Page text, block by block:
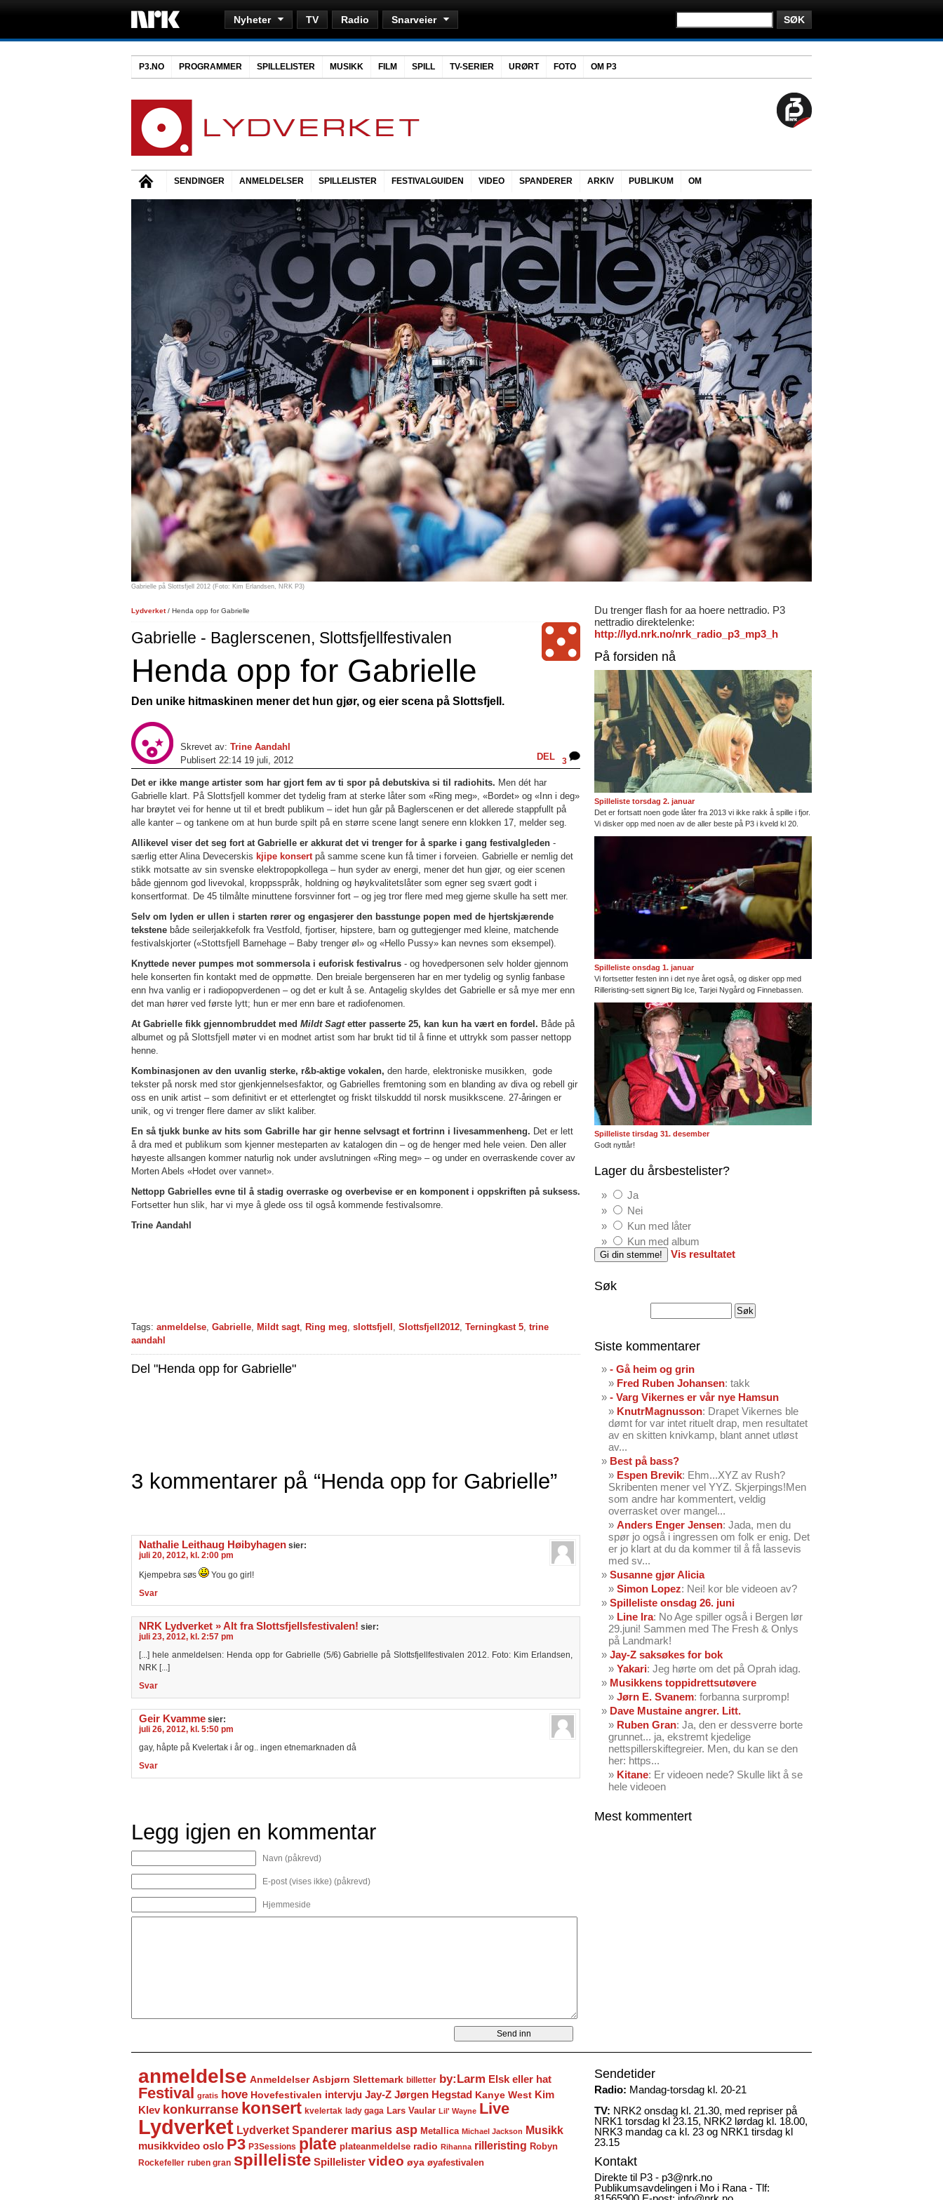
Nyheter TV Radio Snarveier
P3.NO PROGRAMMER SPILLELISTER MUSIKK FILM SPILL TV-SERIER URØRT FOTO OM P3
SENDINGER ANMELDELSER SPILLELISTER FESTIVALGUIDEN VIDEO SPANDERER ARKIV PUBLIKUM OM
Gabrielle på Slottsfjell 2012 (Foto: Kim Erlandsen, NRK P3)
Lydverket/ Henda opp for Gabrielle
Gabrielle - Baglerscenen, Slottsfjellfestivalen
Henda opp for Gabrielle
Den unike hitmaskinen mener det hun gjør, og eier scena på Slottsfjell.
Skrevet av: Trine Aandahl
Publisert 22:14 19 juli, 2012
DEL 3
Det er ikke mange artister som har gjort fem av ti spor på debutskiva si til radiohits. Men dét har
Gabrielle klart. På Slottsfjell kommer det tydelig fram at sterke låter som «Ring meg», «Bordet» og «Inn i deg»
har brøytet vei for henne ut til et bredt publikum – idet hun går på Baglerscenen er det allerede stappfullt på
alle kanter – og tankene om at hun burde spilt på en større scene langt senere enn klokken 17, melder seg.
Allikevel viser det seg fort at Gabrielle er akkurat det vi trenger for å sparke i gang festivalgleden -
særlig etter Alina Devecerskis kjipe konsertpå samme scene kun få timer i forveien. Gabrielle er nemlig det
stikk motsatte av sin svenske elektropopkollega – hun syder av energi, mener det hun gjør, og eier scenen
både gjennom god livevokal, kroppsspråk, holdning og høykvalitetslåter som egner seg svært godt i
konsertformat. De 45 tilmålte minuttene forsvinner fort – og jeg tror flere med meg gjerne skulle ha sett mer.
Selv om lyden er ullen i starten rører og engasjerer den basstunge popen med de hjertskjærende
tekstene både seilerjakkefolk fra Vestfold, fjortiser, hipstere, barn og guttegjenger med kleine, matchende
festivalskjorter («Stottsfjell Barnehage – Baby trenger øl» og «Hello Pussy» kan nevnes som eksempel).
Knyttede never pumpes mot sommersola i euforisk festivalrus - og hovedpersonen selv holder gjennom
hele konserten fin kontakt med de oppmøtte. Den breiale bergenseren har en mer tydelig og synlig fanbase
enn hva vanlig er i radiopopverdenen – og det er kult å se. Antagelig skyldes det Gabrielle er så mye mer enn
det man hører ved første lytt; hun er mer enn bare et radiofenomen.
At Gabrielle fikk gjennombruddet med Mildt Sagt etter passerte 25, kan kun ha vært en fordel. Både på
albumet og på Slottsfjell møter vi en modnet artist som har brukt tid til å finne et uttrykk som passer nettopp
henne.
Kombinasjonen av den uvanlig sterke, r&b-aktige vokalen, den harde, elektroniske musikken, gode
tekster på norsk med stor gjenkjennelsesfaktor, og Gabrielles fremtoning som en blanding av diva og rebell gir
oss en unik artist – som definitivt er et etterlengtet og friskt tilskuddd til norsk musikkscene. 27-åringen er
unik, og vi trenger flere damer av slikt kaliber.
En så tjukk bunke av hits som Gabrille har gir henne selvsagt et fortrinn i livesammenheng. Det er lett
å dra med et publikum som kjenner mesteparten av katalogen din – og de henger med hele veien. Den aller
høyeste allsangen kommer naturlig nok under avslutningen «Ring meg» – og under en overraskende cover av
Morten Abels «Hodet over vannet».
Nettopp Gabrielles evne til å stadig overraske og overbevise er en komponent i oppskriften på suksess.
Fortsetter hun slik, har vi mye å glede oss til også kommende festivalsomre.
Trine Aandahl
Tags: anmeldelse, Gabrielle, Mildt sagt, Ring meg, slottsfjell , Slottsfjell2012, Terningkast 5, trine
aandahl
Del "Henda opp for Gabrielle"
3 kommentarer på “Henda opp for Gabrielle”
Nathalie Leithaug Høibyhagen sier:
juli 20, 2012, kl. 2:00 pm
Kjempebra søs
You go girl!
Svar
NRK Lydverket » Alt fra Slottsfjellsfestivalen! sier:
juli 23, 2012, kl. 2:57 pm
[...] hele anmeldelsen: Henda opp for Gabrielle (5/6) Gabrielle på Slottsfjellfestivalen 2012. Foto: Kim Erlandsen,
NRK [...]
Svar
Geir Kvamme sier:
juli 26, 2012, kl. 5:50 pm
gay, håpte på Kvelertak i år og.. ingen etnemarknaden då
Svar
Legg igjen en kommentar
Navn (påkrevd)
E-post (vises ikke) (påkrevd)
Hjemmeside
Du trenger flash for aa hoere nettradio. P3
nettradio direktelenke:
http://lyd.nrk.no/nrk_radio_p3_mp3_h
På forsiden nå
Spilleliste torsdag 2. januar
Det er fortsatt noen gode låter fra 2013 vi ikke rakk å spille i fjor.
Vi disker opp med noen av de aller beste på P3 i kveld kl 20.
Spilleliste onsdag 1. januar
Vi fortsetter festen inn i det nye året også, og disker opp med
Rilleristing-sett signert Big Ice, Tarjei Nygård og Finnebassen.
Spilleliste tirsdag 31. desember
Godt nyttår!
Lager du årsbestelister?
Ja
Nei
Kun med låter
Kun med album
Vis resultatet
Søk
Siste kommentarer
- Gå heim og grin
Fred Ruben Johansen: takk
- Varg Vikernes er vår nye Hamsun
KnutrMagnusson: Drapet Vikernes ble
dømt for var intet rituelt drap, men resultatet
av en skitten knivkamp, blant annet utløst
av...
Best på bass?
Espen Brevik: Ehm...XYZ av Rush?
Skribenten mener vel YYZ. Skjerpings!Men
som andre har kommentert, veldig
overrasket over mangel...
Anders Enger Jensen: Jada, men du
spør jo også i ingressen om folk er enig. Det
er jo klart at du da kommer til å få lassevis
med sv...
Susanne gjør Alicia
Simon Lopez: Nei! kor ble videoen av?
Spilleliste onsdag 26. juni
Line Ira: No Age spiller også i Bergen lør
29.juni! Sammen med The Fresh & Onlys
på Landmark!
Jay-Z saksøkes for bok
Yakari: Jeg hørte om det på Oprah idag.
Musikkens toppidrettsutøvere
Jørn E. Svanem: forbanna surpromp!
Dave Mustaine angrer. Litt.
Ruben Gran: Ja, den er dessverre borte
grunnet... ja, ekstremt kjedelige
nettspillerskiftegreier. Men, du kan se den
her: https...
Kitane: Er videoen nede? Skulle likt å se
hele videoen
Mest kommentert
anmeldelse Anmeldelser Asbjørn Slettemark billetter by:Larm Elsk eller hat
Festival gratis hove Hovefestivalen intervju Jay-Z Jørgen Hegstad Kanye West Kim
Klev konkurranse konsert kvelertak lady gaga Lars Vaular Lil' Wayne Live
Lydverket Lydverket Spanderer marius asp Metallica Michael Jackson
Musikk
musikkvideo oslo P3 P3Sessions plate plateanmeldelse radio Rihanna rilleristing Robyn
Rockefeller ruben gran spilleliste Spillelister video øya øyafestivalen
Sendetider
Radio: Mandag-torsdag kl. 20-21
TV: NRK2 onsdag kl. 21.30, med repriser på
NRK1 torsdag kl 23.15, NRK2 lørdag kl. 18.00,
NRK3 mandag ca kl. 23 og NRK1 tirsdag kl
23.15
Kontakt
Direkte til P3 - p3@nrk.no
Publikumsavdelingen i Mo i Rana - Tlf: